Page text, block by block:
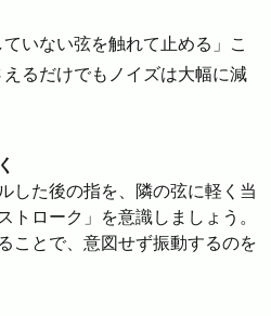
いない弦を触れて止める」こ
るだけでもノイズは大幅に減
した後の指を、隣の弦に軽く当
トローク」を意識しましょう。
ことで、意図せず振動するのを